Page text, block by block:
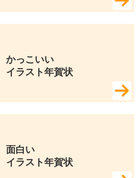
かっこいい
イラスト年賀状
面白い
イラスト年賀状